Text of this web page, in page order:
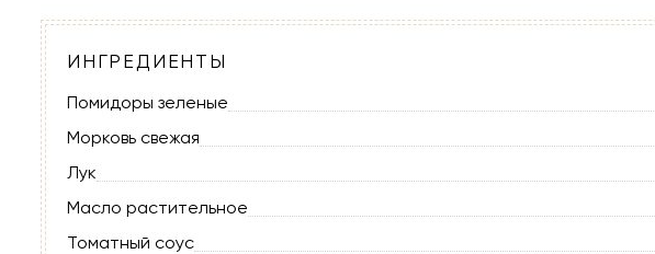
ИНГРЕДИЕНТЫ
Помидоры зеленые
Морковь свежая
Лук
Масло растительное
Томатный соус